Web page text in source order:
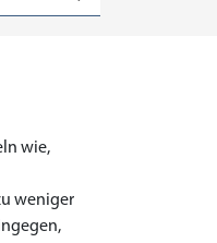
wie,
weniger